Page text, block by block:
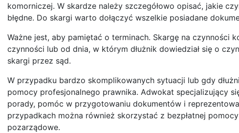
komorniczej. W skardze należy szczegółowo opisać, jakie
błędne. Do skargi warto dołączyć wszelkie posiadane
Ważne jest, aby pamiętać o terminach. Skargę na czynności
czynności lub od dnia, w którym dłużnik dowiedział się o
skargi przez sąd.
W przypadku bardzo skomplikowanych sytuacji lub gdy
pomocy profesjonalnego prawnika. Adwokat specjalizujący
porady, pomóc w przygotowaniu dokumentów i
przypadkach można również skorzystać z bezpłatnej
pozarządowe.